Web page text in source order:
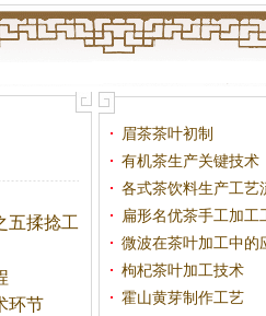
五揉捻工
环节
眉茶茶叶初制
有机茶生产关键技术
各式茶饮料生产工艺
扁形名优茶手工加工
微波在茶叶加工中的
枸杞茶叶加工技术
霍山黄芽制作工艺